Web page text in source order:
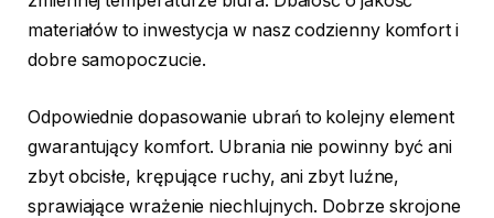
materiałów to inwestycja w nasz codzienny komfort i
dobre samopoczucie.
Odpowiednie dopasowanie ubrań to kolejny element
gwarantujący komfort. Ubrania nie powinny być ani
zbyt obcisłe, krępujące ruchy, ani zbyt luźne,
sprawiające wrażenie niechlujnych. Dobrze skrojone